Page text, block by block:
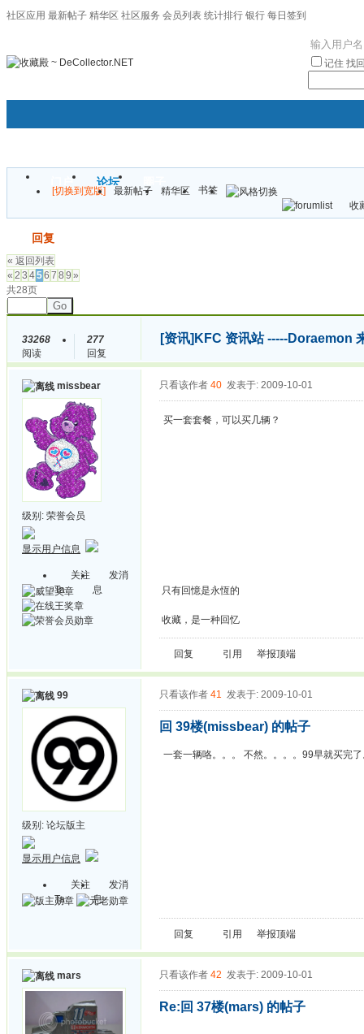
社区应用 最新帖子 精华区 社区服务 会员列表 统计排行 银行 每日签到
记住 找
门户 论坛
[切换到宽版] 最新帖子 精华区
书签
收
回复
« 返回列表
« 2 3 456 7 8 9 »
共28页
Go
33268
阅读
277
回复
[资讯] KFC 资讯站 -----Doraemon
missbear
级别: 荣誉会员
显示用户信息
关注
Ta
发消
息
只看该作者 40 发表于: 2009-10-01
买一套套餐，可以买几辆？
只有回憶是永恆的
收藏，是一种回忆
回复 引用 举报顶端
99
级别: 论坛版主
显示用户信息
关注
Ta
发消
息
只看该作者 41 发表于: 2009-10-01
回 39楼(missbear) 的帖子
一套一辆咯。。。 不然。。。。99早就买完
回复 引用 举报顶端
mars 只看该作者 42 发表于: 2009-10-01
Re:回 37楼(mars) 的帖子